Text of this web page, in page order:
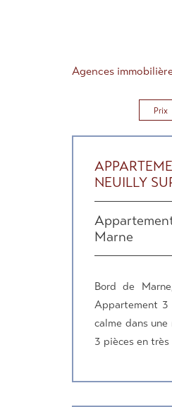
Agences
Prix
NEUILLY
Marne
Bord de
Appartement 3
calme dans
3 pièces en très